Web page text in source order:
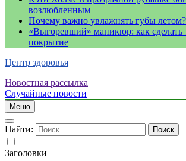
возлюбленным
Почему важно увлажнять губы летом?
«Выгоревший» маникюр: как сделать
покрытие
Центр здоровья
Новостная рассылка
Случайные новости
Меню
Найти:
Заголовки